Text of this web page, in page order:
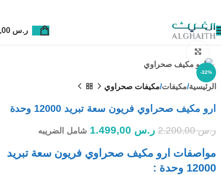
ر.س
-32%
الرئيسية مكيفات مكيفات صحراوي
ارو مكيف صحراوي فريون سعة تبريد 12000 وحدة
ر.س2.200,00 ر.س شامل الضريبه
مواصفات ارو مكيف صحراوي فريون سعة تبريد
12000 وحدة :